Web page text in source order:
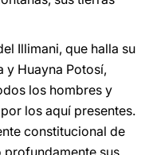
Illimani, que halla su
y Huayna Potosí,
los hombres y
los aquí presentes.
constitucional de
profundamente sus